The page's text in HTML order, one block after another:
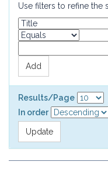
Use filters to refine the
Results/Page
In order